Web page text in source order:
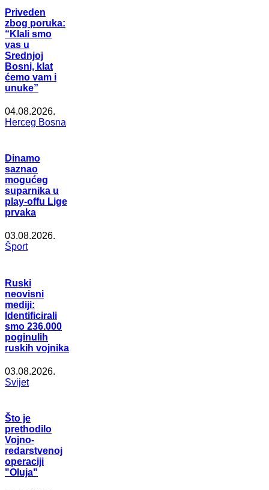
Priveden
zbog poruka:
“Klali smo
vas u
Srednjoj
Bosni, klat
ćemo vam i
unuke”
04.08.2026.
Herceg Bosna
Dinamo
saznao
mogućeg
suparnika u
play-offu Lige
prvaka
03.08.2026.
Šport
Ruski
neovisni
mediji:
Identificirali
smo 236.000
poginulih
ruskih vojnika
03.08.2026.
Svijet
Što je
prethodilo
Vojno-
redarstvenoj
operaciji
"Oluja"